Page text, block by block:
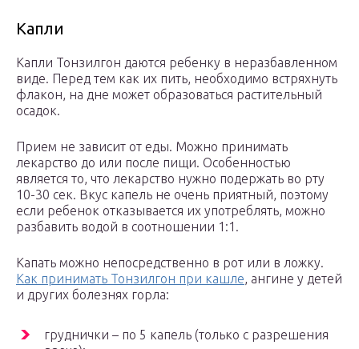
Капли
Капли Тонзилгон даются ребенку в неразбавленном
виде. Перед тем как их пить, необходимо встряхнуть
флакон, на дне может образоваться растительный
осадок.
Прием не зависит от еды. Можно принимать
лекарство до или после пищи. Особенностью
является то, что лекарство нужно подержать во рту
10-30 сек. Вкус капель не очень приятный, поэтому
если ребенок отказывается их употреблять, можно
разбавить водой в соотношении 1:1.
Капать можно непосредственно в рот или в ложку.
Как принимать Тонзилгон при кашле, ангине у детей
и других болезнях горла:
груднички – по 5 капель (только с разрешения